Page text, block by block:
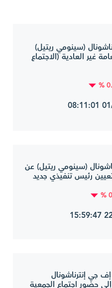
(سينومي ريتيل)
غير العادية (الاجتماع
(سينومي ريتيل) عن
رئيس تنفيذي جديد
جي إنترناشونال
حضور اجتماع الجمعية